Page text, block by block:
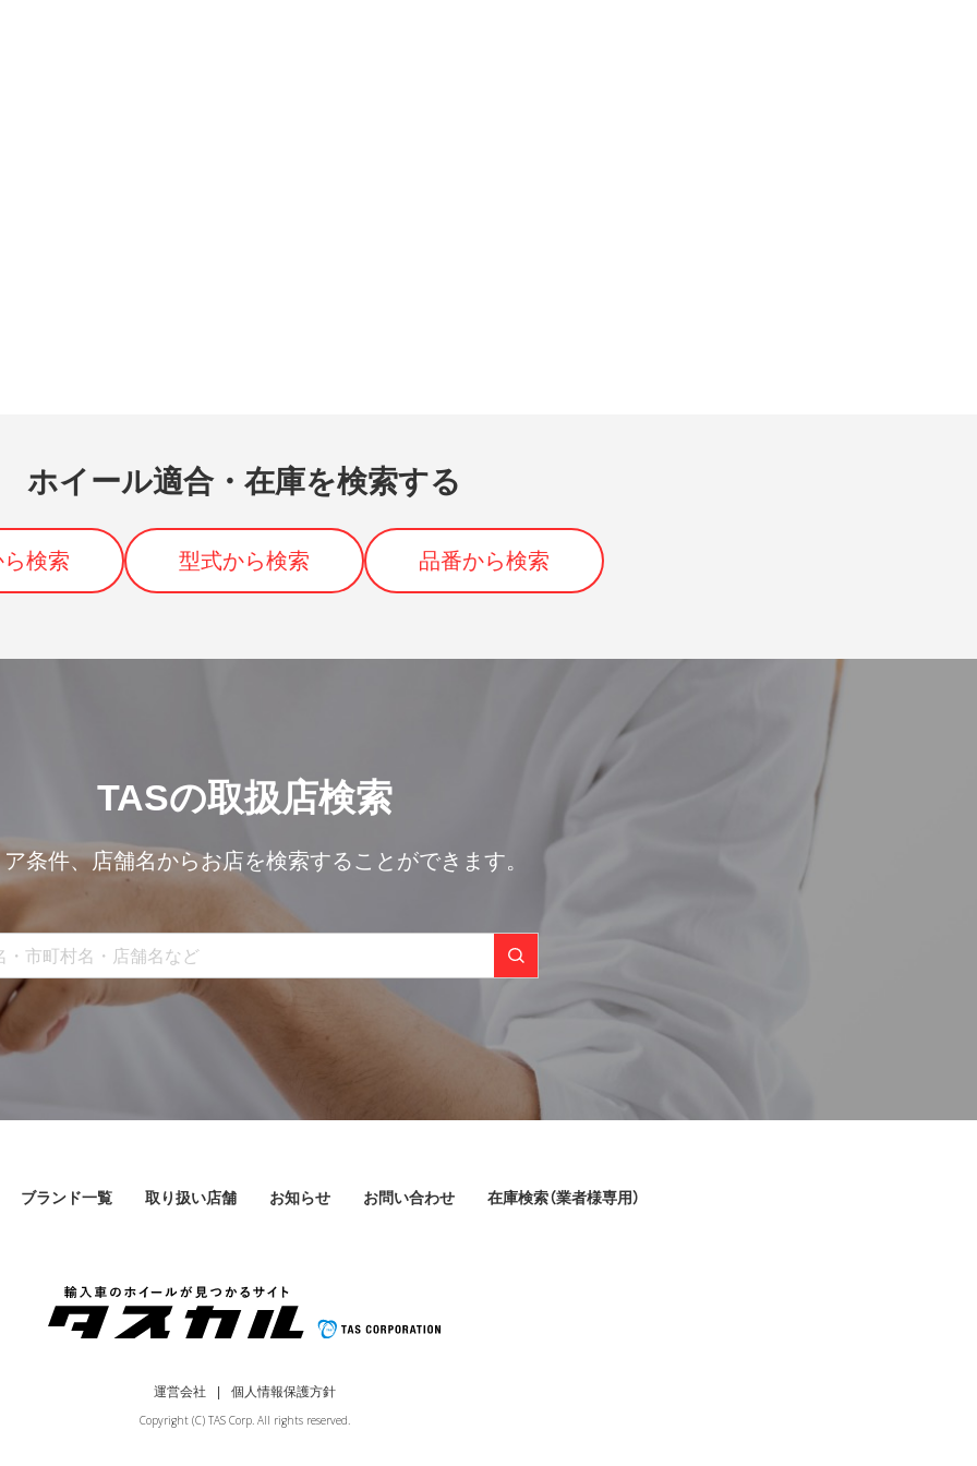
ホイール適合・在庫を検索する
検索 型式から検索 品番から検索
TASの取扱店検索
条件、店舗名からお店を検索することができます。
ブランド一覧 取り扱い店舗 お知らせ お問い合わせ 在庫検索（業者様専用）
運営会社
個人情報保護方針
Copyright (C) TAS Corp. All rights reserved.